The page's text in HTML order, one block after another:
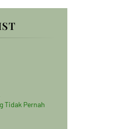
Tidak Pernah